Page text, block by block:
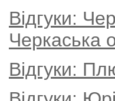
Відгуки:
Черкаська
Відгуки: